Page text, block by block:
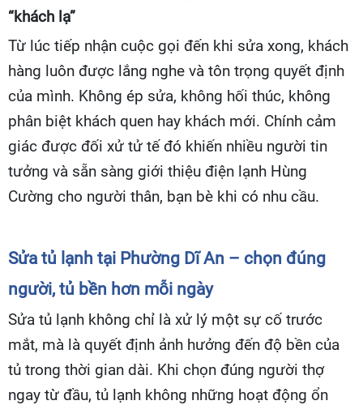
“khách lạ”
Từ lúc tiếp nhận cuộc gọi đến khi sửa xong, khách
hàng luôn được lắng nghe và tôn trọng quyết định
của mình. Không ép sửa, không hối thúc, không
phân biệt khách quen hay khách mới. Chính cảm
giác được đối xử tử tế đó khiến nhiều người tin
tưởng và sẵn sàng giới thiệu điện lạnh Hùng
Cường cho người thân, bạn bè khi có nhu cầu.
Sửa tủ lạnh tại Phường Dĩ An – chọn đúng
người, tủ bền hơn mỗi ngày
Sửa tủ lạnh không chỉ là xử lý một sự cố trước
mắt, mà là quyết định ảnh hưởng đến độ bền của
tủ trong thời gian dài. Khi chọn đúng người thợ
ngay từ đầu, tủ lạnh không những hoạt động ổn